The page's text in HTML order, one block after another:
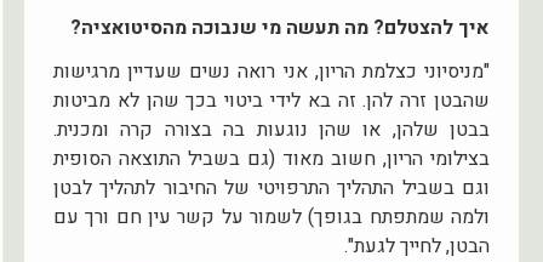
איך להצטלם? מה תעשה מי שנבוכה מהסיטואציה?
"מניסיוני כצלמת הריון, אני רואה נשים שעדיין מרגישות
שהבטן זרה להן. זה בא לידי ביטוי בכך שהן לא מביטות
בבטן שלהן, או שהן נוגעות בה בצורה קרה ומכנית.
בצילומי הריון, חשוב מאוד (גם בשביל התוצאה הסופית
וגם בשביל התהליך התרפויטי של החיבור לתהליך לבטן
ולמה שמתפתח בגופך) לשמור על קשר עין חם ורך עם
הבטן, לחייך לגעת".